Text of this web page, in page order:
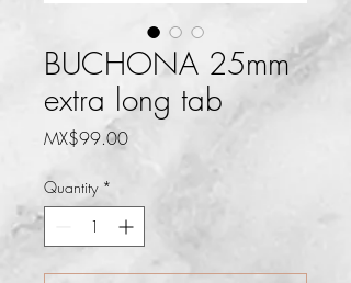
BUCHONA 25mm
extra long tab
MX$99.00Price
Quantity *